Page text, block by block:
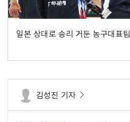
일본 상대로 승리 거둔 농구대표팀
김성진 기자